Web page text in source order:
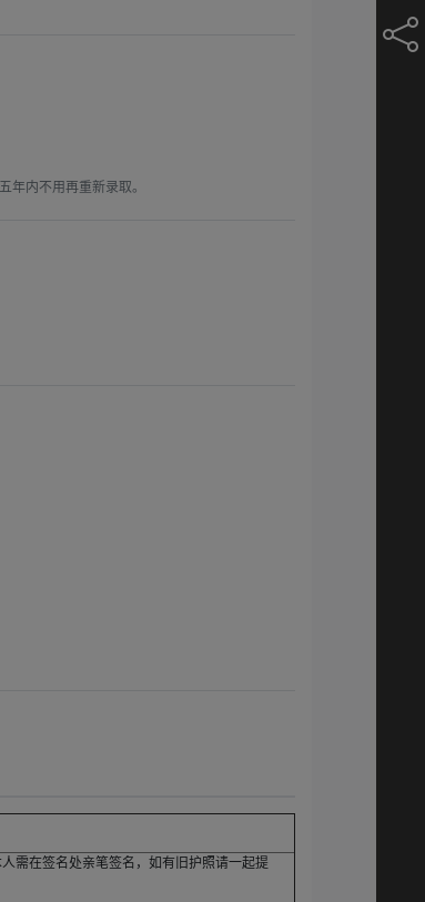
内不用再重新录取。
需在签名处亲笔签名，如有旧护照请一起提